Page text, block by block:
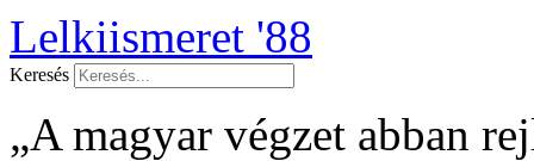
Lelkiismeret '88
Keresés
„A magyar végzet abban